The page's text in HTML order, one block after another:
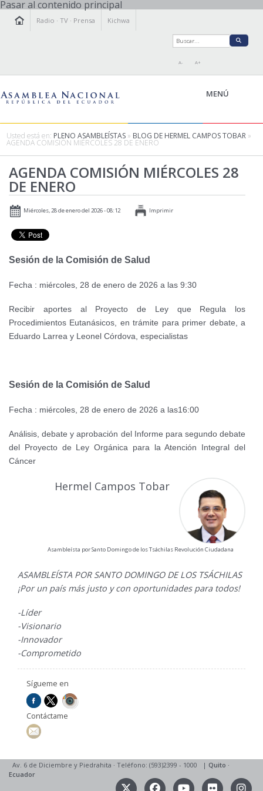
Pasar al contenido principal
Radio ·TV · Prensa Kichwa
A- A+
MENÚ
LEGISLAMOS
FISCALIZAMOS
TRANSPARENCIA
PRENSA
PARTICIPACIÓN
AGENDA
Usted está en: PLENO ASAMBLEÍSTAS » BLOG DE HERMEL CAMPOS TOBAR »
AGENDA COMISIÓN MIÉRCOLES 28 DE ENERO
AGENDA COMISIÓN MIÉRCOLES 28
DE ENERO
Miércoles, 28 de enero del 2026 - 08:12 Imprimir
Sesión de la Comisión de Salud
Fecha : miércoles, 28 de enero de 2026 a las 9:30
Recibir aportes al Proyecto de Ley que Regula los
Procedimientos Eutanásicos, en trámite para primer debate, a
Eduardo Larrea y Leonel Córdova, especialistas
Sesión de la Comisión de Salud
Fecha : miércoles, 28 de enero de 2026 a las16:00
Análisis, debate y aprobación del Informe para segundo debate
del Proyecto de Ley Orgánica para la Atención Integral del
Cáncer
Hermel Campos Tobar
Asambleísta por Santo Domingo de los Tsáchilas Revolución Ciudadana
ASAMBLEÍSTA POR SANTO DOMINGO DE LOS TSÁCHILAS
¡Por un país más justo y con oportunidades para todos!
-Líder
-Visionario
-Innovador
-Comprometido
Sígueme en
Contáctame
Av. 6 de Diciembre y Piedrahita · Teléfono: (593)2399 - 1000 | Quito ·
Ecuador